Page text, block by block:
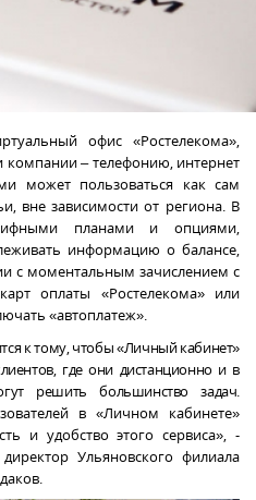
офис «Ростелекома»,
компании – телефонию, интернет
может пользоваться как сам
вне зависимости от региона. В
планами и опциями,
информацию о балансе,
с моментальным зачислением с
оплаты «Ростелекома» или
«автоплатеж».
к тому, чтобы «Личный кабинет»
где они дистанционно и в
решить большинство задач.
в «Личном кабинете»
и удобство этого сервиса», -
Ульяновского филиала